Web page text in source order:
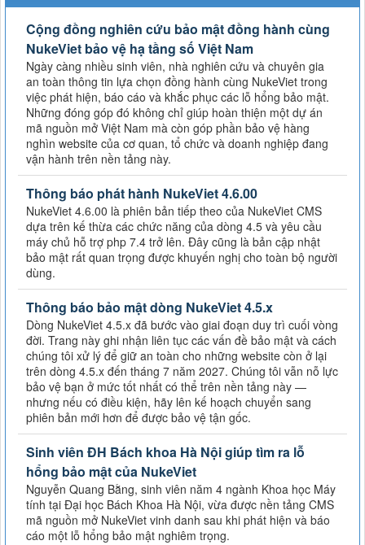
Cộng đồng nghiên cứu bảo mật đồng hành cùng
NukeViet bảo vệ hạ tầng số Việt Nam
Ngày càng nhiều sinh viên, nhà nghiên cứu và chuyên gia
an toàn thông tin lựa chọn đồng hành cùng NukeViet trong
việc phát hiện, báo cáo và khắc phục các lỗ hổng bảo mật.
Những đóng góp đó không chỉ giúp hoàn thiện một dự án
mã nguồn mở Việt Nam mà còn góp phần bảo vệ hàng
nghìn website của cơ quan, tổ chức và doanh nghiệp đang
vận hành trên nền tảng này.
Thông báo phát hành NukeViet 4.6.00
NukeViet 4.6.00 là phiên bản tiếp theo của NukeViet CMS
dựa trên kế thừa các chức năng của dòng 4.5 và yêu cầu
máy chủ hỗ trợ php 7.4 trở lên. Đây cũng là bản cập nhật
bảo mật rất quan trọng được khuyến nghị cho toàn bộ người
dùng.
Thông báo bảo mật dòng NukeViet 4.5.x
Dòng NukeViet 4.5.x đã bước vào giai đoạn duy trì cuối vòng
đời. Trang này ghi nhận liên tục các vấn đề bảo mật và cách
chúng tôi xử lý để giữ an toàn cho những website còn ở lại
trên dòng 4.5.x đến tháng 7 năm 2027. Chúng tôi vẫn nỗ lực
bảo vệ bạn ở mức tốt nhất có thể trên nền tảng này —
nhưng nếu có điều kiện, hãy lên kế hoạch chuyển sang
phiên bản mới hơn để được bảo vệ tận gốc.
Sinh viên ĐH Bách khoa Hà Nội giúp tìm ra lỗ
hổng bảo mật của NukeViet
Nguyễn Quang Bằng, sinh viên năm 4 ngành Khoa học Máy
tính tại Đại học Bách Khoa Hà Nội, vừa được nền tảng CMS
mã nguồn mở NukeViet vinh danh sau khi phát hiện và báo
cáo một lỗ hổng bảo mật nghiêm trọng.